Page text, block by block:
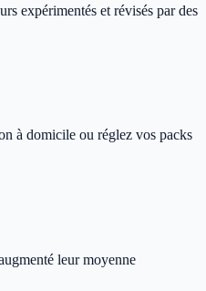
expérimentés et révisés par des
à domicile ou réglez vos packs
leur moyenne